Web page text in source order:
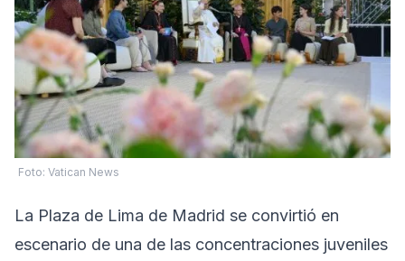
Foto: Vatican News
La Plaza de Lima de Madrid se convirtió en
escenario de una de las concentraciones juveniles